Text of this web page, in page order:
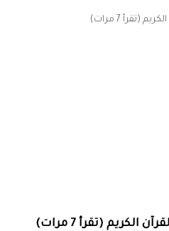
(تقرأ 7 مرات)